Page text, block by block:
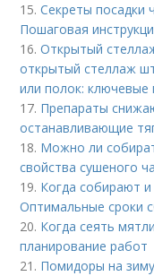
15.Секреты посадки
Пошаговая
16.Открытый
открытый стеллаж
или полок:
17. Препараты
останавливающие
18. Можно ли
свойства сушеного
19. Когда собирают
Оптимальные сроки
20. Когда сеять
планирование работ
21. Помидоры на